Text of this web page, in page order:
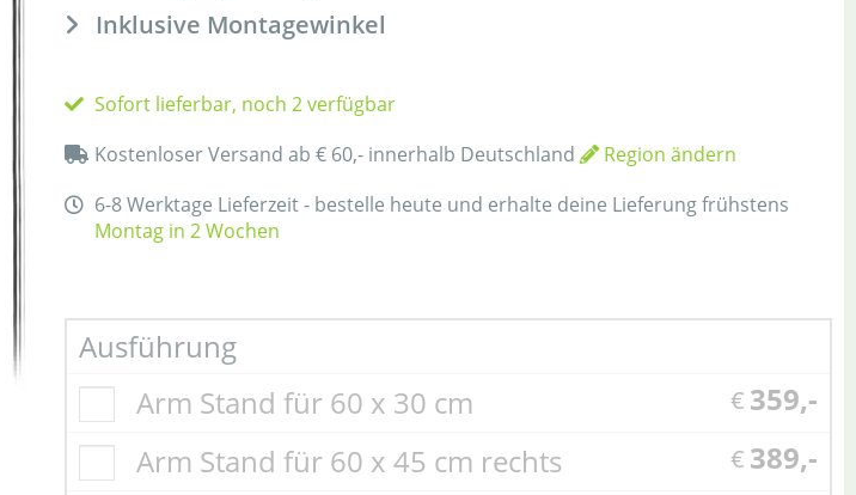
Inklusive Montagewinkel
Sofort lieferbar, noch 2 verfügbar
Kostenloser Versand ab € 60,- innerhalb Deutschland
Region ändern
6-8 Werktage Lieferzeit - bestelle heute und erhalte deine Lieferung frühstens
Montag in 2 Wochen
Ausführung
Arm Stand für 60 x 30 cm
€ 359,-
Arm Stand für 60 x 45 cm rechts
€ 389,-